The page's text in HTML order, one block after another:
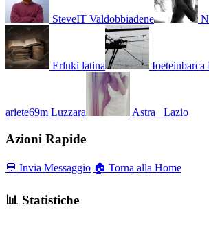
SteveIT Valdobbiadene
Erluki latina Ioeteinbarca
ariete69m Luzzara Astra_ Lazio
Azioni Rapide
💬 Invia Messaggio 🏠 Torna alla Home
📊 Statistiche